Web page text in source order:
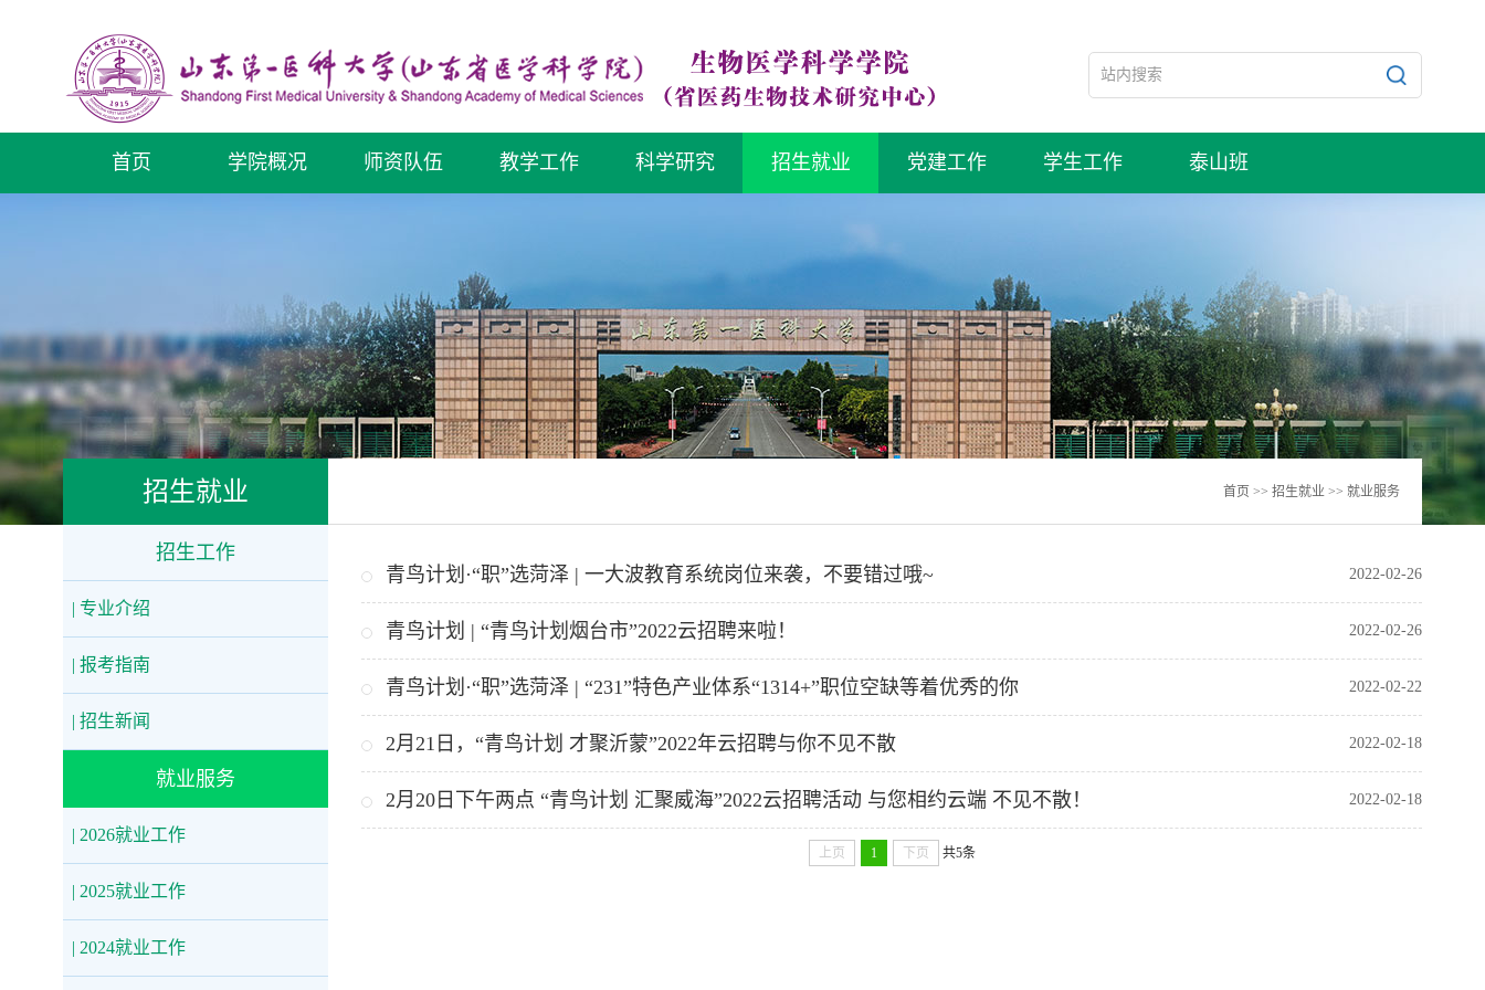
首页 学院概况 师资队伍 教学工作 科学研究 招生就业 党建工作 学生工作 泰山班
首页 >> 招生就业 >> 就业服务
招生就业
招生工作
| 专业介绍
| 报考指南
| 招生新闻
就业服务
| 2026就业工作
| 2025就业工作
| 2024就业工作
2022-02-26
青鸟计划·“职”选菏泽 | 一大波教育系统岗位来袭，不要错过哦~
2022-02-26
青鸟计划 | “青鸟计划烟台市”2022云招聘来啦！
2022-02-22
青鸟计划·“职”选菏泽 | “231”特色产业体系“1314+”职位空缺等着优秀的你
2022-02-18
2月21日，“青鸟计划 才聚沂蒙”2022年云招聘与你不见不散
2022-02-18
2月20日下午两点 “青鸟计划 汇聚威海”2022云招聘活动 与您相约云端 不见不散！
上页 1 下页 共5条